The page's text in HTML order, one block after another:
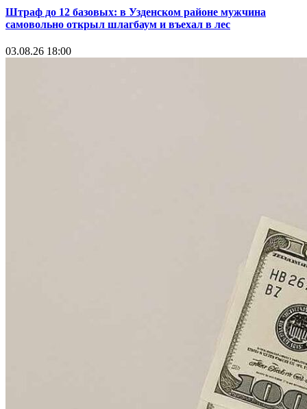
Штраф до 12 базовых: в Узденском районе мужчина
самовольно открыл шлагбаум и въехал в лес
03.08.26 18:00